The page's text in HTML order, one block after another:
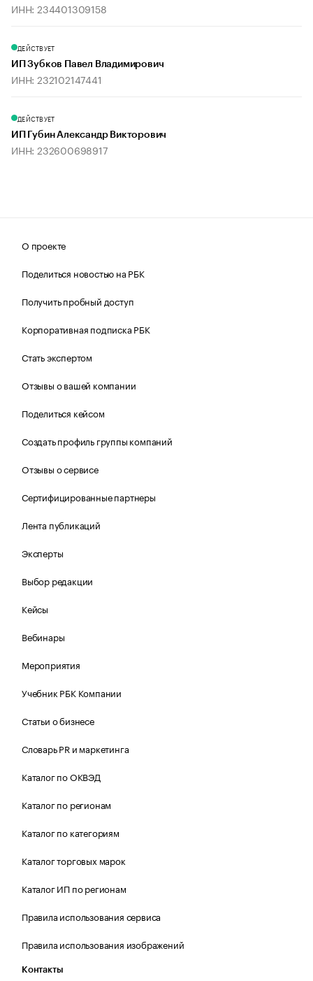
ИНН: 234401309158
ДЕЙСТВУЕТ
ИП Зубков Павел Владимирович
ИНН: 232102147441
ДЕЙСТВУЕТ
ИП Губин Александр Викторович
ИНН: 232600698917
О проекте
Поделиться новостью на РБК
Получить пробный доступ
Корпоративная подписка РБК
Стать экспертом
Отзывы о вашей компании
Поделиться кейсом
Создать профиль группы компаний
Отзывы о сервисе
Сертифицированные партнеры
Лента публикаций
Эксперты
Выбор редакции
Кейсы
Вебинары
Мероприятия
Учебник РБК Компании
Статьи о бизнесе
Словарь PR и маркетинга
Каталог по ОКВЭД
Каталог по регионам
Каталог по категориям
Каталог торговых марок
Каталог ИП по регионам
Правила использования сервиса
Правила использования изображений
Контакты